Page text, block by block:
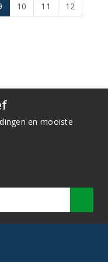
10 11
12
en mooiste